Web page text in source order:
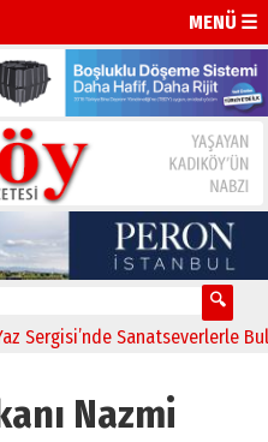
MENÜ ☰
Sanatseverlerle Buluştu
Nazmi